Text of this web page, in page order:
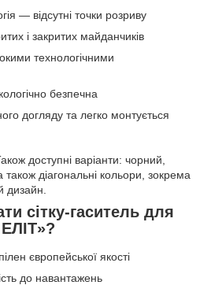
— відсутні точки розриву
і закритих майданчиків
технологічними
безпечна
догляду та легко монтується
доступні варіанти: чорний,
діагональні кольори, зокрема
дизайн.
сітку-гаситель для
європейської якості
до навантажень